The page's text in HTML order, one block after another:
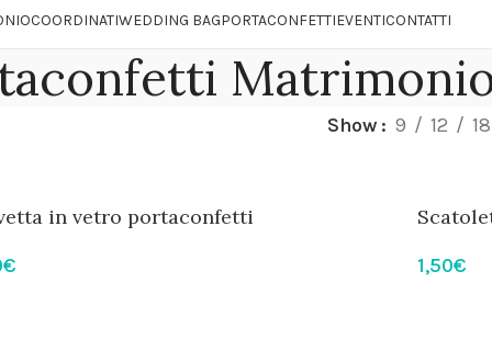
COORDINATIWEDDING BAGPORTACONFETTIEVENTICONTATTI
Show 9 12 18
in vetro portaconfetti
€ 1,50€